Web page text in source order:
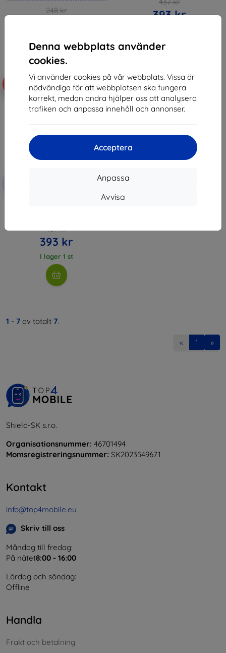
Denna webbplats använder
cookies.
Vi använder cookies på vår webbplats. Vissa är
nödvändiga för att webbplatsen ska fungera
korrekt, medan andra hjälper oss att analysera
trafiken och anpassa innehåll och annonser.
Acceptera
Anpassa
Avvisa
248 kr 393 kr
EXTRA10
437 kr
393 kr
I lager 1 st
1 - 7 av totalt 7.
« 1 »
Shield-SK s.r.o.
Organisationsnummer: 46701494
Momsregistreringsnummer: SK2023549671
Kontakt
info@top4mobile.eu
Skriv till oss
Måndag till fredag:
På nätet8:00 - 16:00
Lördag och söndag:
Offline
Handla
Frakt och betalning